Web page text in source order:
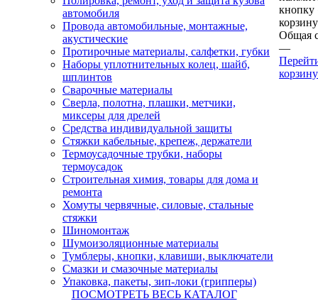
автомобиля
Провода автомобильные, монтажные,
акустические
Протирочные материалы, салфетки, губки
Наборы уплотнительных колец, шайб,
шплинтов
Сварочные материалы
Сверла, полотна, плашки, метчики,
миксеры для дрелей
Средства индивидуальной защиты
Стяжки кабельные, крепеж, держатели
Термоусадочные трубки, наборы
термоусадок
Строительная химия, товары для дома и
ремонта
Хомуты червячные, силовые, стальные
стяжки
Шиномонтаж
Шумоизоляционные материалы
Тумблеры, кнопки, клавиши, выключатели
Смазки и смазочные материалы
Упаковка, пакеты, зип-локи (грипперы)
ПОСМОТРЕТЬ ВЕСЬ КАТАЛОГ
кнопку
Общая
—
корзину